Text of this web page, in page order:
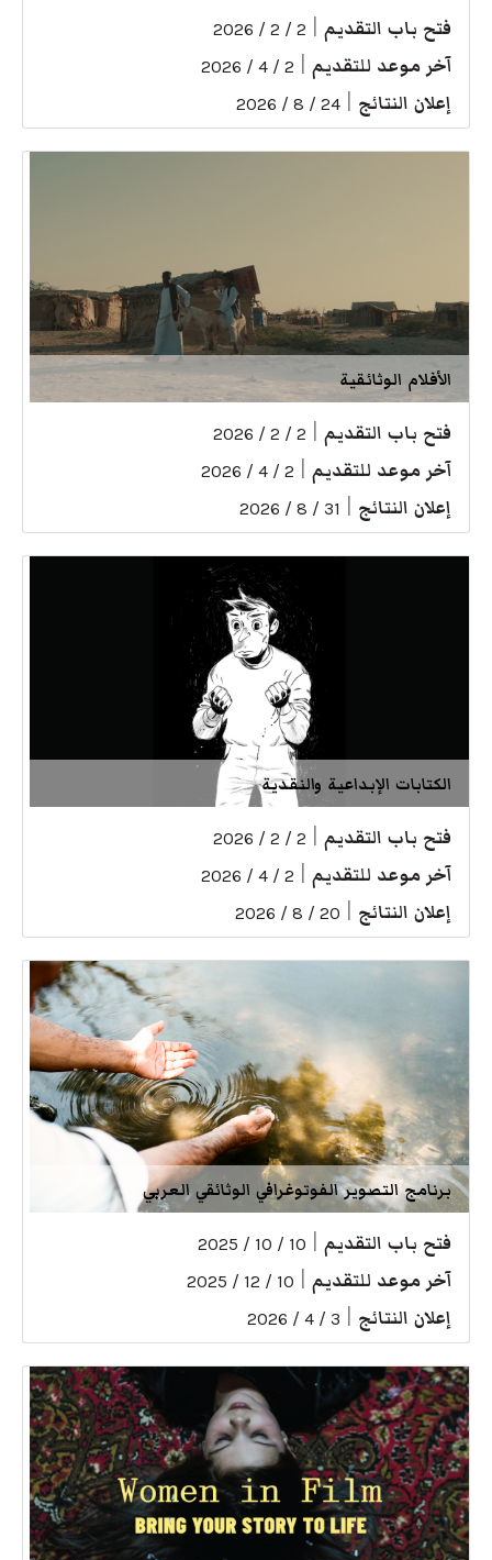
فتح باب التقديم 2 / 2 / 2026
آخر موعد للتقديم 2 / 4 / 2026
إعلان النتائج 24 / 8 / 2026
الأفلام الوثائقية
فتح باب التقديم 2 / 2 / 2026
آخر موعد للتقديم 2 / 4 / 2026
إعلان النتائج 31 / 8 / 2026
الكتابات الإبداعية والنقدية
فتح باب التقديم 2 / 2 / 2026
آخر موعد للتقديم 2 / 4 / 2026
إعلان النتائج 20 / 8 / 2026
برنامج التصوير الفوتوغرافي الوثائقي العربي
فتح باب التقديم 10 / 10 / 2025
آخر موعد للتقديم 10 / 12 / 2025
إعلان النتائج 3 / 4 / 2026